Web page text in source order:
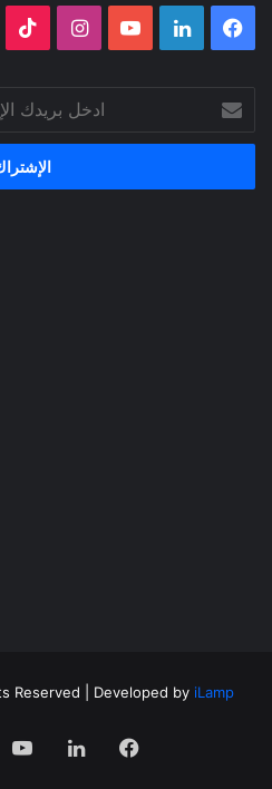
فيسبوك لينكدإن ‫YouTubeانستقرام
ادخل
بريدك
الإلكتروني
Reserved | Developed by iLamp
فيسبوك لينكدإن